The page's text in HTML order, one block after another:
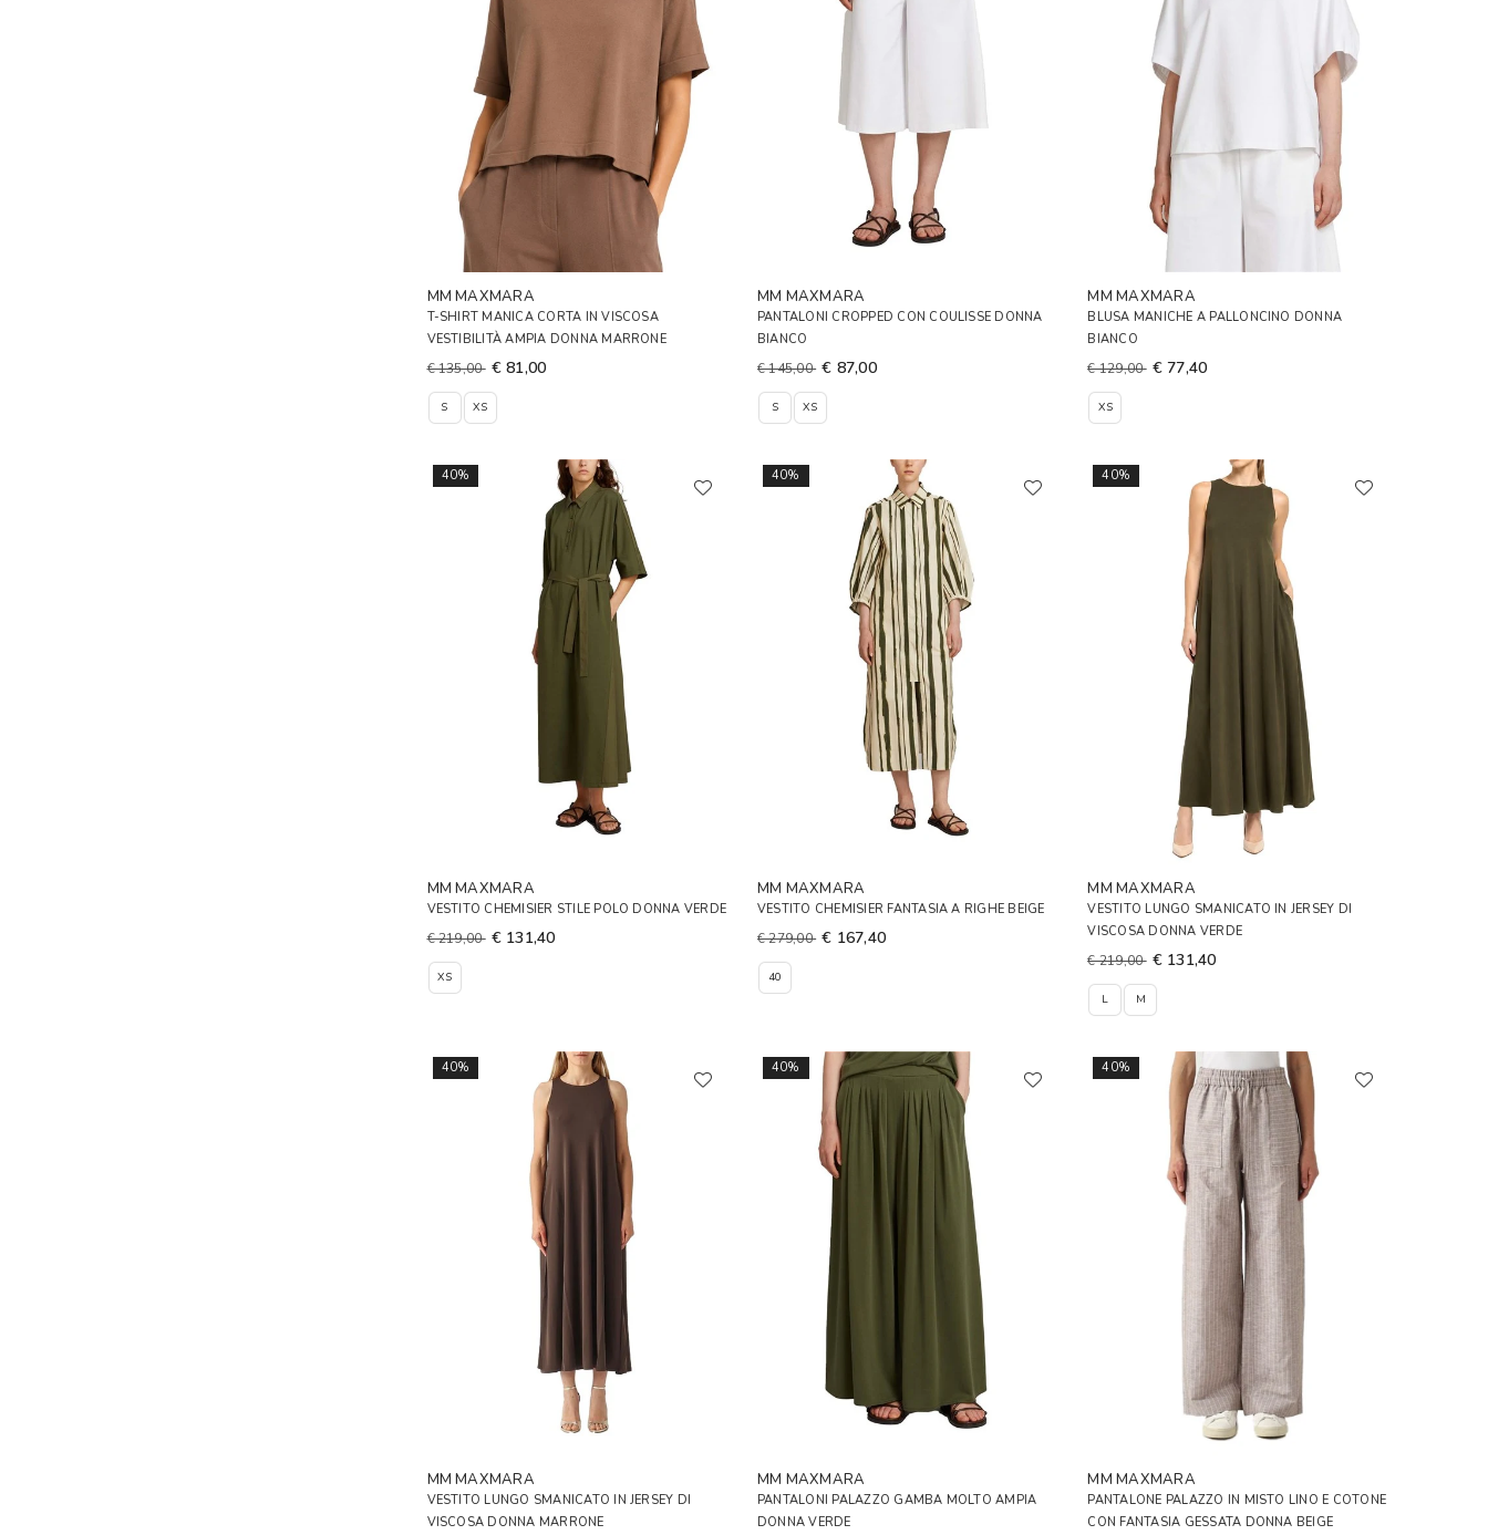
MM MAXMARA
T-SHIRT MANICA CORTA IN VISCOSA
VESTIBILITÀ AMPIA DONNA MARRONE
€ 135,00 € 81,00
S XS
MM MAXMARA
PANTALONI CROPPED CON COULISSE DONNA
BIANCO
€ 145,00 € 87,00
S XS
MM MAXMARA
BLUSA MANICHE A PALLONCINO DONNA
BIANCO
€ 129,00 € 77,40
XS
40%
MM MAXMARA
VESTITO CHEMISIER STILE POLO DONNA VERDE
€ 219,00 € 131,40
XS
40%
MM MAXMARA
VESTITO CHEMISIER FANTASIA A RIGHE BEIGE
€ 279,00 € 167,40
40
40%
MM MAXMARA
VESTITO LUNGO SMANICATO IN JERSEY DI
VISCOSA DONNA VERDE
€ 219,00 € 131,40
L M
40%
MM MAXMARA
VESTITO LUNGO SMANICATO IN JERSEY DI
VISCOSA DONNA MARRONE
40%
MM MAXMARA
PANTALONI PALAZZO GAMBA MOLTO AMPIA
DONNA VERDE
40%
MM MAXMARA
PANTALONE PALAZZO IN MISTO LINO E COTONE
CON FANTASIA GESSATA DONNA BEIGE